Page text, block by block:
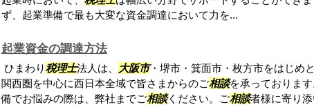
ず、起業準備で最も大変な資金調達において力を...
起業資金の調達方法
ひまわり税理士法人は、 大阪市・堺市・箕面市・枚方市をはじめと
関西圏を中心に西日本全域で皆さまからのご相談を承っておりま
備でお悩みの際は、弊社までご相談ください。ご相談者様に寄り